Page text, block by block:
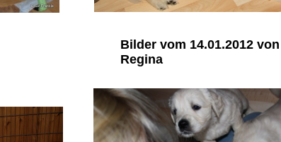
Bilder vom 14.01.2012 von
Regina